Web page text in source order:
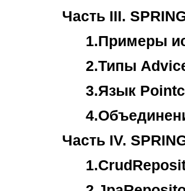
Часть III.
1.Примеры
2.Типы
3.Язык
Часть IV.